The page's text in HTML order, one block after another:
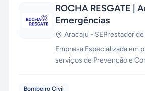
ROCHA RESGATE |
Emergências
Aracaju - SEPrestador
Empresa Especializada em
serviços de Prevenção e
Bombeiro Civil